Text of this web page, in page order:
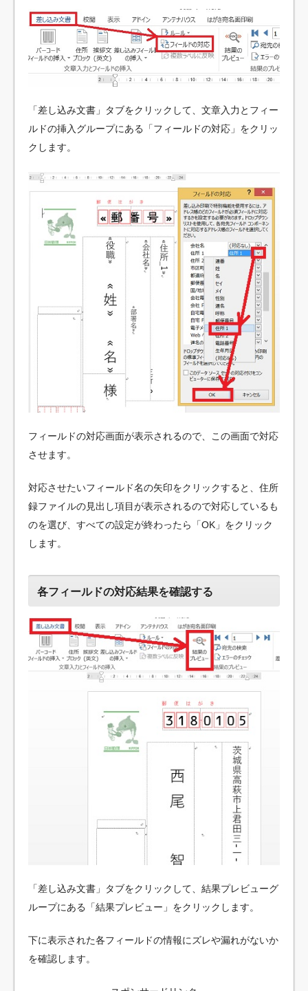
「差し込み文書」タブをクリックして、文章入力とフィー
ルドの挿入グループにある「フィールドの対応」をクリッ
クします。
フィールドの対応画面が表示されるので、この画面で対応
させます。
対応させたいフィールド名の矢印をクリックすると、住所
録ファイルの見出し項目が表示されるので対応しているも
のを選び、すべての設定が終わったら「OK」をクリック
します。
各フィールドの対応結果を確認する
「差し込み文書」タブをクリックして、結果プレビューグ
ループにある「結果プレビュー」をクリックします。
下に表示された各フィールドの情報にズレや漏れがないか
を確認します。